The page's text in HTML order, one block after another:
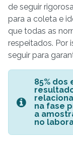
de seguir
para a coleta e
que todas as
respeitados. Por
seguir para
85% dos
na fase
a
no